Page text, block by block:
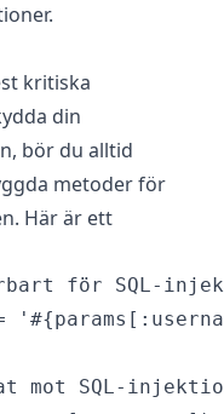
kritiska
din
bör du alltid
metoder för
Här är ett
för SQL-
mot SQL-